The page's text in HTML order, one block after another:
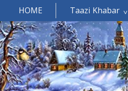
HOME Taazi Khabar